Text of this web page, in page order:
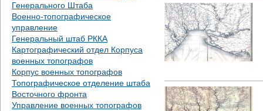
д
е
с
ь
Генерального Штаба
Военно-топографическое
управление
Генеральный штаб РККА
Картографический отдел Корпуса
военных топографов
Корпус военных топографов
Топографическое отделение штаба
Восточного фронта
Управление военных топографов